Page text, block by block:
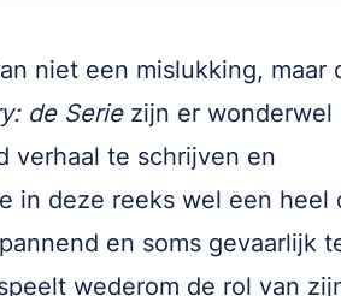
niet een mislukking, maar
de Seriezijn er wonderwel
verhaal te schrijven en
in deze reeks wel een heel
en soms gevaarlijk
wederom de rol van